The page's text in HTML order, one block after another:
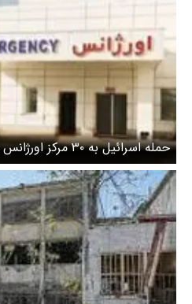
حمله اسرائیل به ۳۰ مرکز اورژانس و نجات